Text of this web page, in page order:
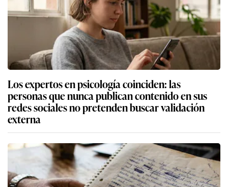
Los expertos en psicología coinciden: las
personas que nunca publican contenido en sus
redes sociales no pretenden buscar validación
externa